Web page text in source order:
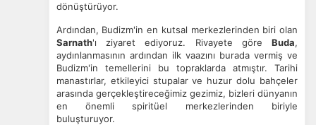
dönüştürüyor.
Ardından, Budizm'in en kutsal merkezlerinden biri olan
Sarnath'ı ziyaret ediyoruz. Rivayete göre Buda,
aydınlanmasının ardından ilk vaazını burada vermiş ve
Budizm'in temellerini bu topraklarda atmıştır. Tarihi
manastırlar, etkileyici stupalar ve huzur dolu bahçeler
arasında gerçekleştireceğimiz gezimiz, bizleri dünyanın
en önemli spiritüel merkezlerinden biriyle
buluşturuyor.